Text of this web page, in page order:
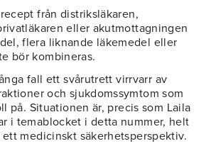
från distriksläkaren,
eller akutmottagningen
flera liknande läkemedel eller
bör kombineras.
fall ett svårutrett virrvarr av
och sjukdomssymtom som
på. Situationen är, precis som Laila
i temablocket i detta nummer, helt
medicinskt säkerhetsperspektiv.